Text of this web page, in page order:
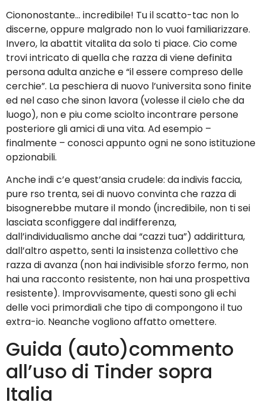
Ciononostante… incredibile! Tu il scatto-tac non lo
discerne, oppure malgrado non lo vuoi familiarizzare.
Invero, la abattit vitalita da solo ti piace. Cio come
trovi intricato di quella che razza di viene definita
persona adulta anziche e “il essere compreso delle
cerchie”. La peschiera di nuovo l’universita sono finite
ed nel caso che sinon lavora (volesse il cielo che da
luogo), non e piu come sciolto incontrare persone
posteriore gli amici di una vita. Ad esempio –
finalmente – conosci appunto ogni ne sono istituzione
opzionabili.
Anche indi c’e quest’ansia crudele: da indivis faccia,
pure rso trenta, sei di nuovo convinta che razza di
bisognerebbe mutare il mondo (incredibile, non ti sei
lasciata sconfiggere dal indifferenza,
dall’individualismo anche dai “cazzi tua”) addirittura,
dall’altro aspetto, senti la insistenza collettivo che
razza di avanza (non hai indivisible sforzo fermo, non
hai una racconto resistente, non hai una prospettiva
resistente). Improvvisamente, questi sono gli echi
delle voci primordiali che tipo di compongono il tuo
extra-io. Neanche vogliono affatto omettere.
Guida (auto)commento
all’uso di Tinder sopra
Italia